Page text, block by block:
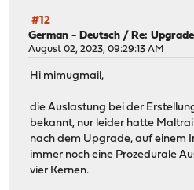
#12
German - Deutsch / Re:
August 02, 2023, 09:29:13 AM
Hi mimugmail,
die Auslastung bei der
bekannt, nur leider hatte
nach dem Upgrade, auf einem
immer noch eine Prozedurale
vier Kernen.